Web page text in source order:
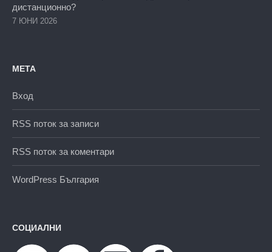
дистанционно?
7 ЮНИ 2026
МЕТА
Вход
RSS поток за записи
RSS поток за коментари
WordPress България
СОЦИАЛНИ